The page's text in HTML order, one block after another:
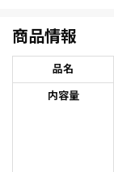
商品情報
品名
内容量